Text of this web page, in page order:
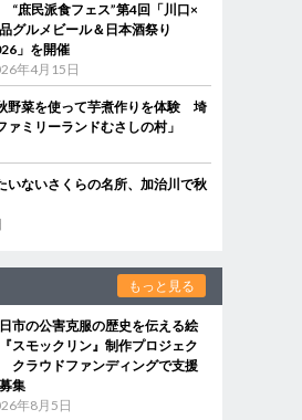
“庶民派食フェス”第4回「川口×
グルメビール＆日本酒祭り
」を開催
年4月15日
野菜を使って芋煮作りを体験 埼
ァミリーランドむさしの村」
いないさくらの名所、加治川で秋
もっと見る
市の公害克服の歴史を伝える絵
スモックリン』制作プロジェク
クラウドファンディングで支援
集
年8月5日